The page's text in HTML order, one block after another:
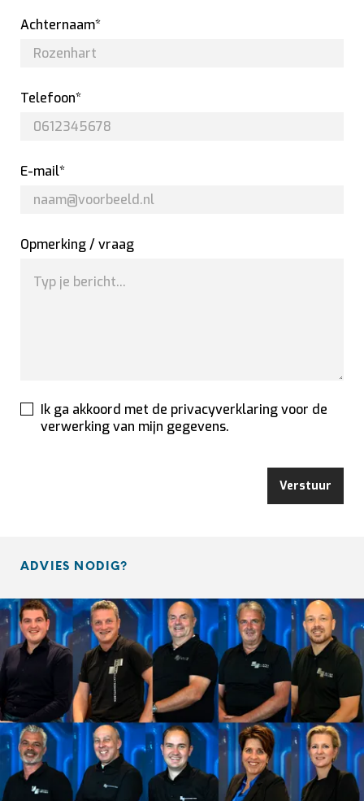
ADVIES NODIG?
Achternaam*
Telefoon*
E-mail*
Opmerking / vraag
Ik ga akkoord met de privacyverklaring voor de
verwerking van mijn gegevens.
Verstuur